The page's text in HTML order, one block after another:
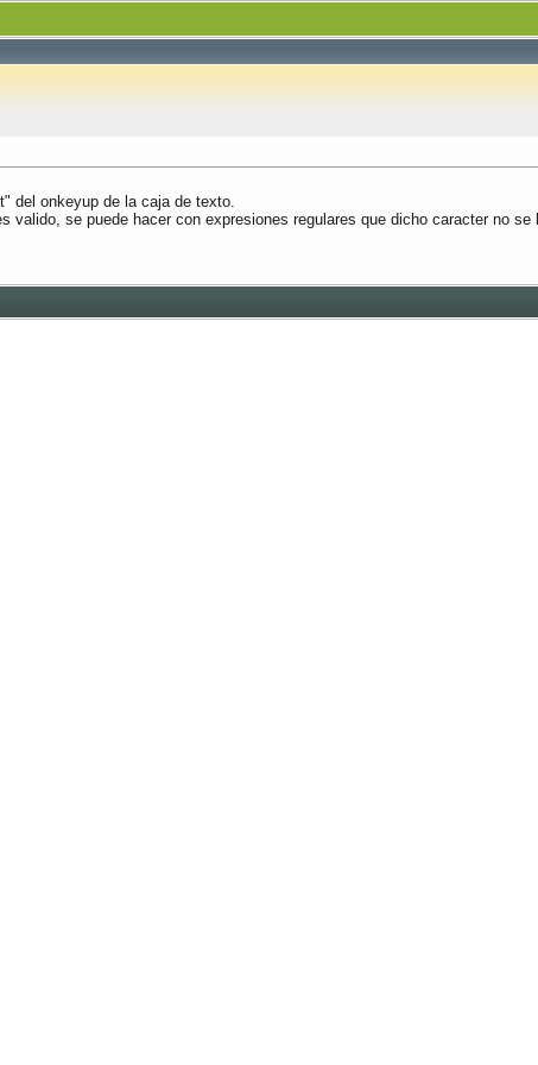
del onkeyup de la caja de texto.
se puede hacer con expresiones regulares que dicho caracter no